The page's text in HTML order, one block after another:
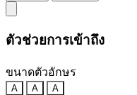
ตัวช่วยการเข้าถึง
ขนาดตัวอักษร
A A A